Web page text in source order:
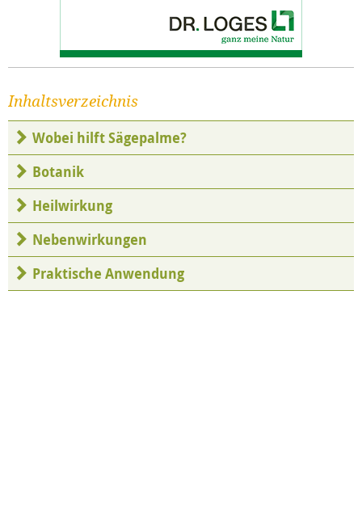
Inhaltsverzeichnis
Wobei hilft Sägepalme?
Botanik
Heilwirkung
Nebenwirkungen
Praktische Anwendung